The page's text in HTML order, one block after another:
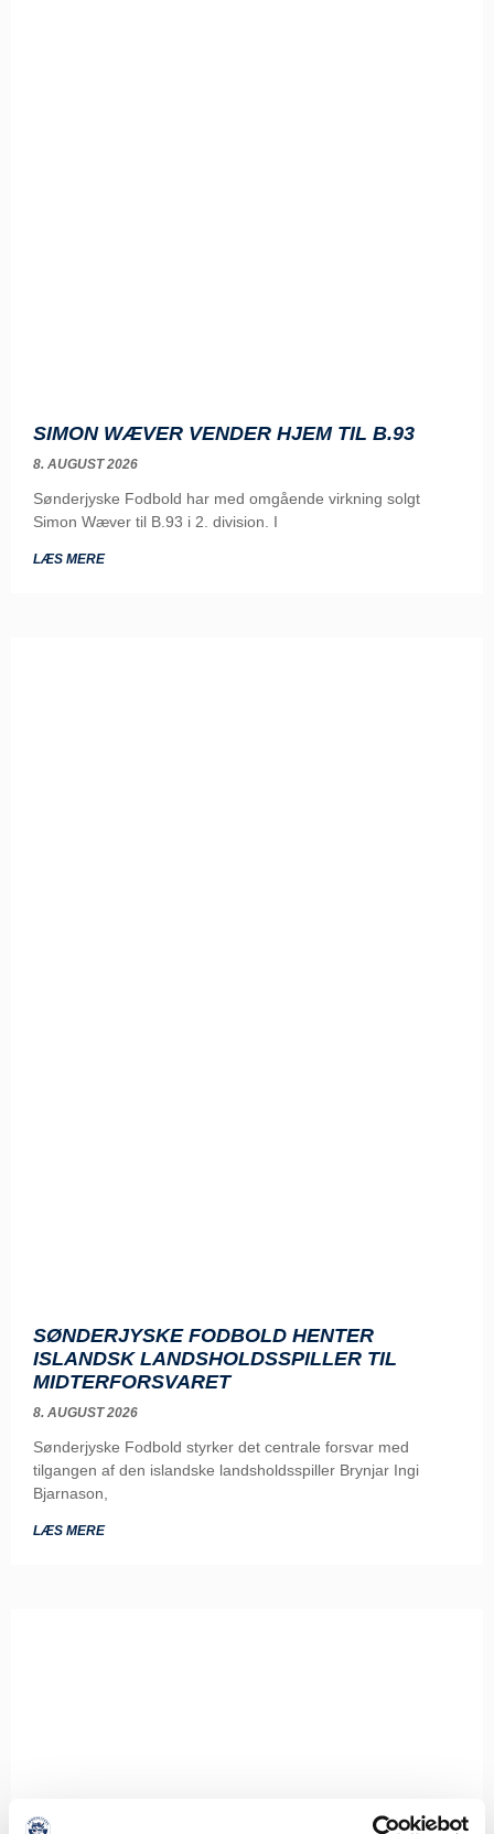
SIMON WÆVER VENDER HJEM TIL B.93
8. AUGUST 2026
Sønderjyske Fodbold har med omgående virkning solgt
Simon Wæver til B.93 i 2. division. I
LÆS MERE
SØNDERJYSKE FODBOLD HENTER
ISLANDSK LANDSHOLDSSPILLER TIL
MIDTERFORSVARET
8. AUGUST 2026
Sønderjyske Fodbold styrker det centrale forsvar med
tilgangen af den islandske landsholdsspiller Brynjar Ingi
Bjarnason,
LÆS MERE